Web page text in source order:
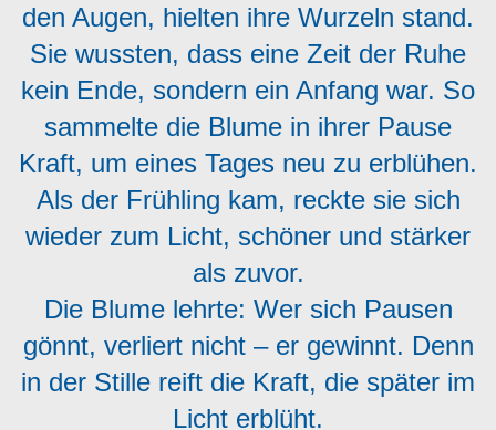
den Augen, hielten ihre Wurzeln stand.
Sie wussten, dass eine Zeit der Ruhe
kein Ende, sondern ein Anfang war. So
sammelte die Blume in ihrer Pause
Kraft, um eines Tages neu zu erblühen.
Als der Frühling kam, reckte sie sich
wieder zum Licht, schöner und stärker
als zuvor.
Die Blume lehrte: Wer sich Pausen
gönnt, verliert nicht – er gewinnt. Denn
in der Stille reift die Kraft, die später im
Licht erblüht.